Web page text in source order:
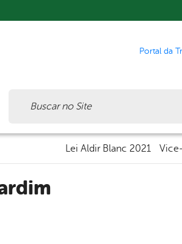
Portal da
Lei Aldir Blanc 2021